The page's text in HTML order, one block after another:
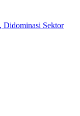
Didominasi Sektor